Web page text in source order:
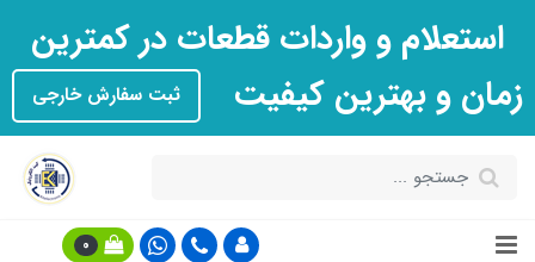
استعلام و واردات قطعات در کمترین
زمان و بهترین کیفیت
ثبت سفارش خارجی
0